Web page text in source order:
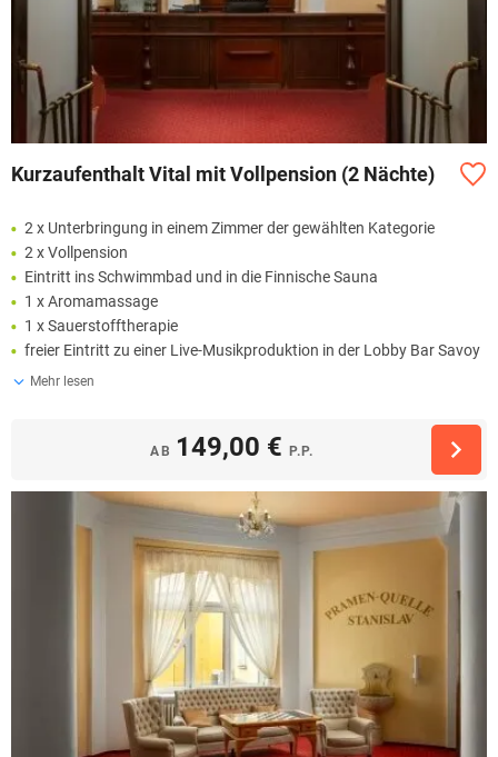
Kurzaufenthalt Vital mit Vollpension (2 Nächte)
2 x Unterbringung in einem Zimmer der gewählten Kategorie
2 x Vollpension
Eintritt ins Schwimmbad und in die Finnische Sauna
1 x Aromamassage
1 x Sauerstofftherapie
freier Eintritt zu einer Live-Musikproduktion in der Lobby Bar Savoy
Mehr lesen
AB 149,00 € P.P.